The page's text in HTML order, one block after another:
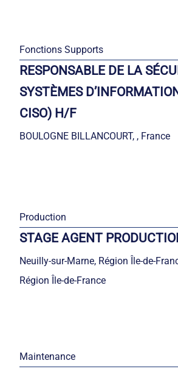
Fonctions Supports
RESPONSABLE DE LA
SYSTÈMES
CISO) H/F
BOULOGNE BILLANCOURT, , France
Production
STAGE AGENT
Neuilly-sur-Marne, Région Île-de-
Région Île-de-France
Maintenance